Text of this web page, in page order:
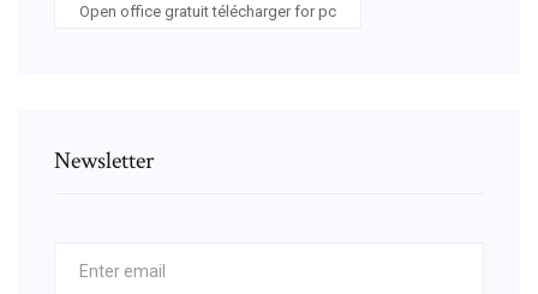
Open office gratuit télécharger for pc
Newsletter